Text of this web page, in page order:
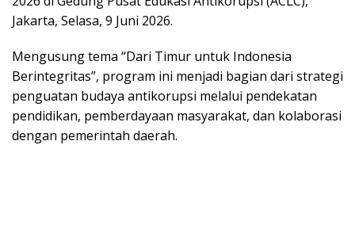
Jakarta, Selasa, 9 Juni 2026.
Mengusung tema “Dari Timur untuk Indonesia
Berintegritas”, program ini menjadi bagian dari strategi
penguatan budaya antikorupsi melalui pendekatan
pendidikan, pemberdayaan masyarakat, dan kolaborasi
dengan pemerintah daerah.